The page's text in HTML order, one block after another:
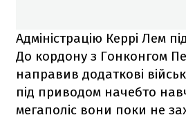
Адміністрацію Керрі Лем
До кордону з Гонконгом
направив додаткові
під приводом начебто
мегаполіс вони поки не